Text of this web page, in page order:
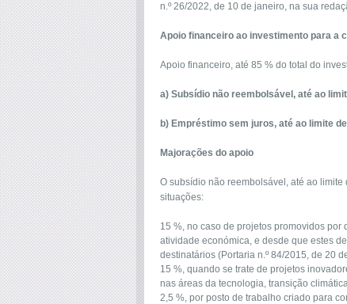
n.º 26/2022, de 10 de janeiro, na sua
Apoio financeiro ao investimento para a
Apoio financeiro, até 85 % do total do
a) Subsídio não reembolsável, até ao
b) Empréstimo sem juros, até ao limite
Majorações do apoio
O subsídio não reembolsável, até ao
situações:
15 %, no caso de projetos promovidos
atividade económica, e desde que estes
destinatários (Portaria n.º 84/2015, de 20
15 %, quando se trate de projetos
nas áreas da tecnologia, transição
2,5 %, por posto de trabalho criado para